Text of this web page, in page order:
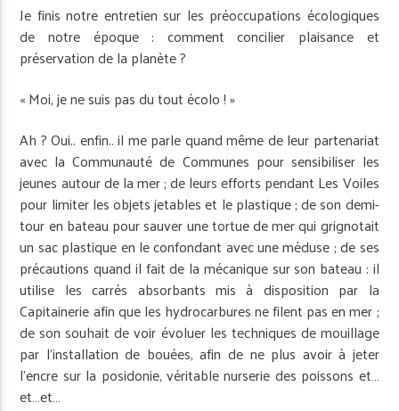
Je finis notre entretien sur les préoccupations écologiques
de notre époque : comment concilier plaisance et
préservation de la planète ?
« Moi, je ne suis pas du tout écolo ! »
Ah ? Oui.. enfin.. il me parle quand même de leur partenariat
avec la Communauté de Communes pour sensi­biliser les
jeunes autour de la mer ; de leurs efforts pendant Les Voiles
pour limiter les objets jetables et le plastique ; de son demi-
tour en bateau pour sauver une tortue de mer qui grignotait
un sac plastique en le confondant avec une méduse ; de ses
précautions quand il fait de la mécanique sur son bateau : il
utilise les carrés absorbants mis à disposition par la
Capitainerie afin que les hydro­carbures ne filent pas en mer ;
de son souhait de voir évoluer les techniques de mouillage
par l’installation de bouées, afin de ne plus avoir à jeter
l’encre sur la posidonie, véritable nurserie des poissons et…
et…et…